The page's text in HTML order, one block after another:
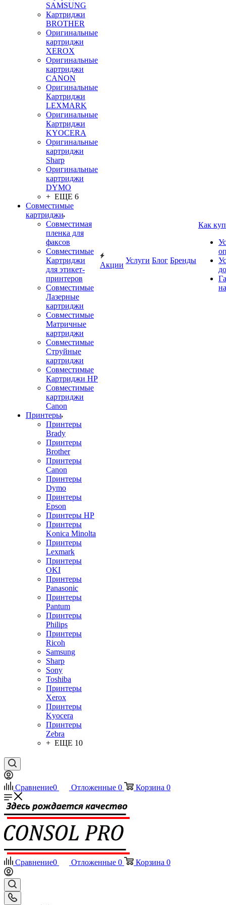
SAMSUNG
Картриджи
BROTHER
Оригинальные
картриджи
XEROX
Оригинальные
картриджи
CANON
Оригинальные
Картриджи
LEXMARK
Оригинальные
Картриджи
KYOCERA
Оригинальные
картриджи
Sharp
Оригинальные
картриджи
DYMO
+ ЕЩЕ 6
Совместимые
картриджи
Совместимая
пленка для
факсов
Совместимые
Картриджи
для этикет-
принтеров
Совместимые
Лазерные
картриджи
Совместимые
Матричные
картриджи
Совместимые
Струйные
картриджи
Совместимые
Картриджи HP
Совместимые
картриджи
Canon
Принтеры
Принтеры
Brady
Принтеры
Brother
Принтеры
Canon
Принтеры
Dymo
Принтеры
Epson
Принтеры HP
Принтеры
Konica Minolta
Принтеры
Lexmark
Принтеры
OKI
Принтеры
Panasonic
Принтеры
Pantum
Принтеры
Philips
Принтеры
Ricoh
Samsung
Sharp
Sony
Toshiba
Принтеры
Xerox
Принтеры
Kyocera
Принтеры
Zebra
+ ЕЩЕ 10
Акции
Услуги Блог Бренды
Как
Сравнение0 Отложенные 0 Корзина 0
Сравнение0 Отложенные 0 Корзина 0